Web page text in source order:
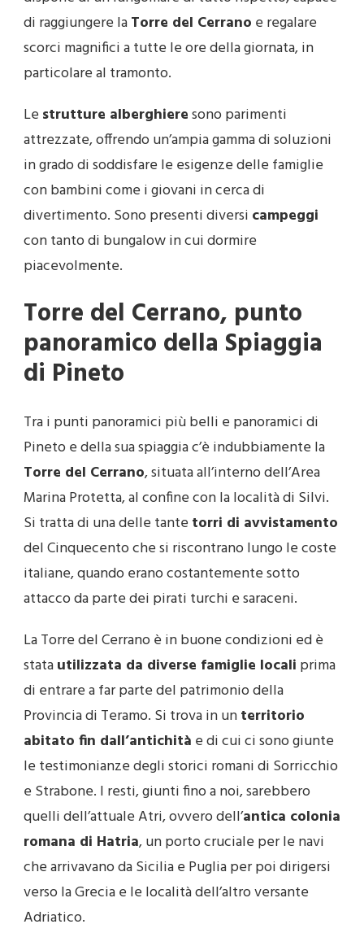
di raggiungere laTorre del Cerrano e regalare
scorci magnifici a tutte le ore della giornata, in
particolare al tramonto.
Le strutture alberghieresono parimenti
attrezzate, offrendo un’ampia gamma di soluzioni
in grado di soddisfare le esigenze delle famiglie
con bambini come i giovani in cerca di
divertimento. Sono presenti diversi campeggi
con tanto di bungalow in cui dormire
piacevolmente.
Torre del Cerrano, punto
panoramico della Spiaggia
di Pineto
Tra i punti panoramici più belli e panoramici di
Pineto e della sua spiaggia c’è indubbiamente la
Torre del Cerrano, situata all’interno dell’Area
Marina Protetta, al confine con la località di Silvi.
Si tratta di una delle tante torri di avvistamento
del Cinquecento che si riscontrano lungo le coste
italiane, quando erano costantemente sotto
attacco da parte dei pirati turchi e saraceni.
La Torre del Cerrano è in buone condizioni ed è
statautilizzata da diverse famiglie locali prima
di entrare a far parte del patrimonio della
Provincia di Teramo. Si trova in unterritorio
abitato fin dall’antichità e di cui ci sono giunte
le testimonianze degli storici romani di Sorricchio
e Strabone. I resti, giunti fino a noi, sarebbero
quelli dell’attuale Atri, ovvero dell’antica colonia
romana di Hatria, un porto cruciale per le navi
che arrivavano da Sicilia e Puglia per poi dirigersi
verso la Grecia e le località dell’altro versante
Adriatico.